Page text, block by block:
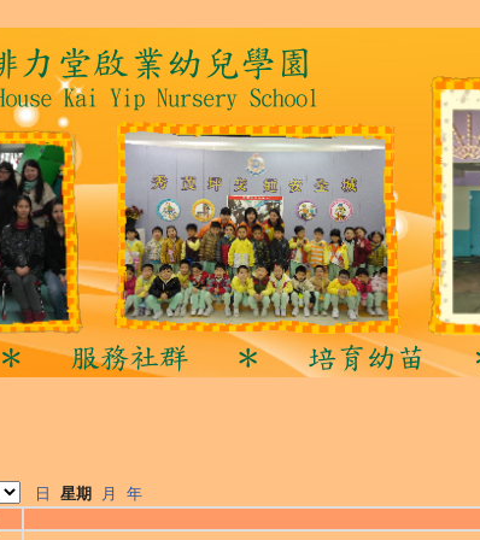
日 星期 月 年